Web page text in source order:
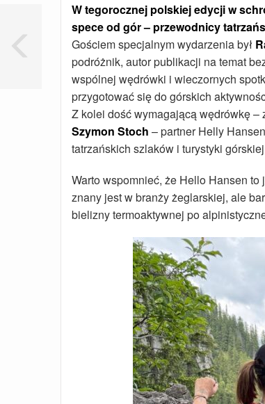
W tegorocznej polskiej edycji w
spece od gór – przewodnicy
Gościem specjalnym wydarzenia był
podróżnik, autor publikacji na temat
wspólnej wędrówki i wieczornych
przygotować się do górskich
Z kolei dość wymagającą wędrówkę –
Szymon Stoch – partner Helly
tatrzańskich szlaków i turystyki
Warto wspomnieć, że Hello Hansen
znany jest w branży żeglarskiej, ale
bielizny termoaktywnej po